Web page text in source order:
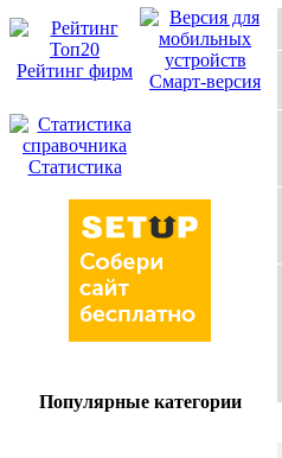
Рейтинг фирм
Смарт-версия
Статистика
Популярные категории